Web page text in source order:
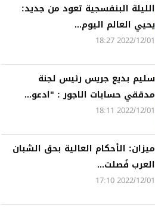
الليلة البنفسجية تعود من جديد:
يحيي العالم اليوم...
2022/12/01 18:27
سليم بديع جريس رئيس لجنة
مدققي حسابات الاجور : "ادعو...
2022/12/01 18:11
ميزان: الأحكام العالية بحق الشبان
العرب فُصلت...
2022/12/01 17:10